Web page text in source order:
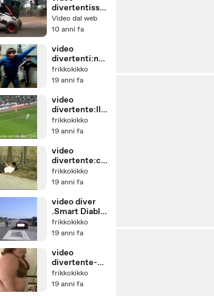
divertentissi
mi cadute da
morire dalle
Video dal web
10 anni fa
video
divertenti:non
facciamo
nomi...
frikkokikko
19 anni fa
video
divertente:Il
gol stupido
frikkokikko
19 anni fa
video
divertente:ca
dute
pazzesche
frikkokikko
19 anni fa
video diver
.Smart Diablo
vs. Ferrari !
frikkokikko
19 anni fa
video
divertente-
fitness??
circa!!!
frikkokikko
19 anni fa